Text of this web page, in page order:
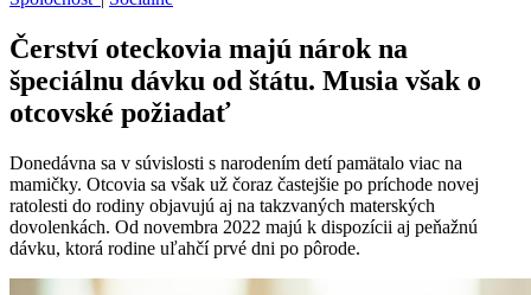
Čerství oteckovia majú nárok na
špeciálnu dávku od štátu. Musia však o
otcovské požiadať
Donedávna sa v súvislosti s narodením detí pamätalo viac na
mamičky. Otcovia sa však už čoraz častejšie po príchode novej
ratolesti do rodiny objavujú aj na takzvaných materských
dovolenkách. Od novembra 2022 majú k dispozícii aj peňažnú
dávku, ktorá rodine uľahčí prvé dni po pôrode.